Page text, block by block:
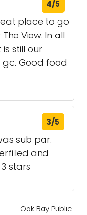
4/5
place to go
View. In all
still our
Good food
3/5
sub par.
and
stars
Oak Bay Public